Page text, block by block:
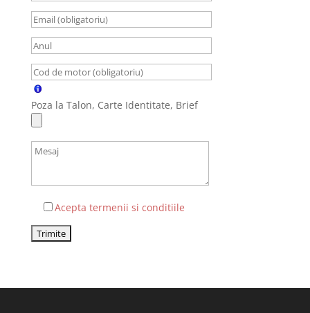
Poza la Talon, Carte Identitate, Brief
Acepta termenii si conditiile